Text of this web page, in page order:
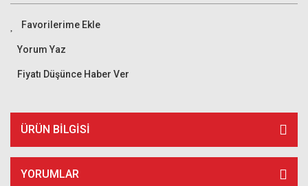
Yorum Yaz
Fiyatı Düşünce Haber Ver
ÜRÜN BILGISI
YORUMLAR